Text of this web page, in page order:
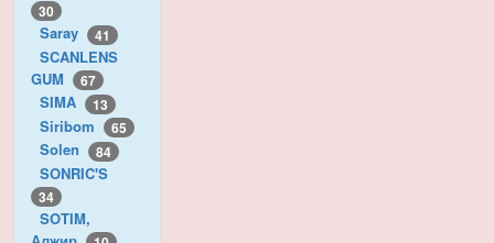
30
Saray 41
SCANLENS
GUM
67
SIMA 13
Siribom 65
Solen 84
SONRIC'S
34
SOTIM,